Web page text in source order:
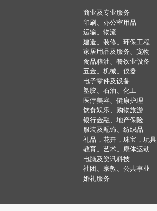
商业及专业服务
印刷、办公室用品
运输、物流
建造、装修、环保工程
家居用品及服务、宠物
食品粮油、餐饮业设备
五金、机械、仪器
电子零件及设备
塑胶、石油、化工
医疗美容、健康护理
饮食娱乐、购物旅游
银行金融、地产保险
服装及配饰、纺织品
礼品，花卉，珠宝，玩具
教育、艺术、康体运动
电脑及资讯科技
社团、宗教、公共事业
婚礼服务